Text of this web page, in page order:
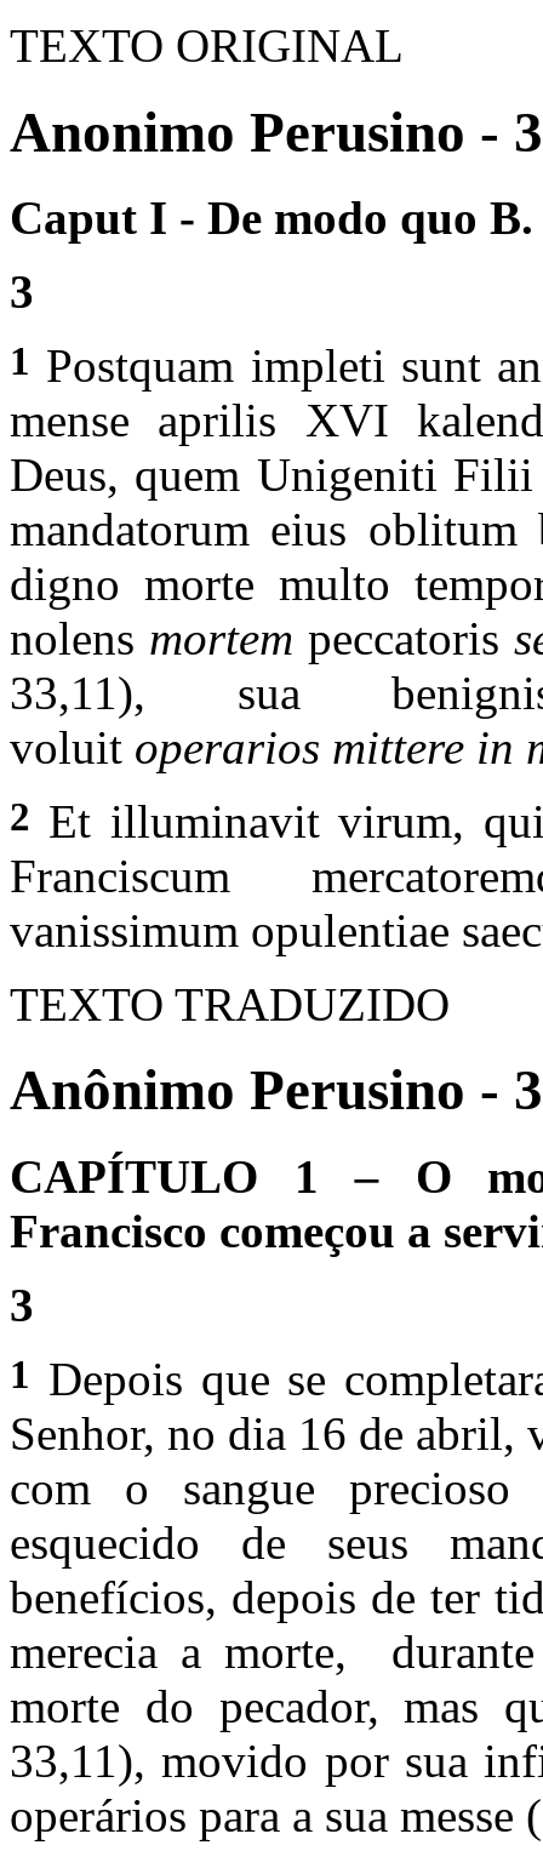
TEXTO ORIGINAL
Anonimo Perusino - 3
Caput I ‑ De modo quo
3
1 Postquam impleti sunt
mense aprilis XVI
Deus, quem Unigeniti Filii
mandatorum eius
digno morte multo
nolens mortempeccatoris
33,11),
sua
voluit operarios mittere in
2 Et illuminavit virum,
Franciscum
vanissimum opulentiae
TEXTO TRADUZIDO
Anônimo Perusino - 3
CAPÍTULO 1 – O
Francisco começou a
3
1 Depois que se
Senhor, no dia 16 de abril,
com o sangue
esquecido de seus
benefícios, depois de ter
merecia a morte,
morte do pecador, mas
33,11), movido por sua
operários para a sua